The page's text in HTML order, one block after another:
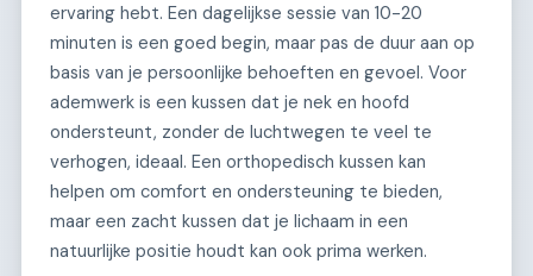
ervaring hebt. Een dagelijkse sessie van 10-20
minuten is een goed begin, maar pas de duur aan op
basis van je persoonlijke behoeften en gevoel. Voor
ademwerk is een kussen dat je nek en hoofd
ondersteunt, zonder de luchtwegen te veel te
verhogen, ideaal. Een orthopedisch kussen kan
helpen om comfort en ondersteuning te bieden,
maar een zacht kussen dat je lichaam in een
natuurlijke positie houdt kan ook prima werken.